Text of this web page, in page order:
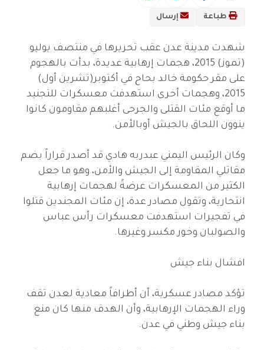
طباعة إرسال
شهدت مدينة عدن عقب تحريرها في منتصف يوليو
(تموز) 2015، هجمات إرهابية عديدة، بدأت بالهجوم
على مقر حكومة خالد بحاح في أكتوبر(تشرين أول)
2015، وهجمات أخرى استهدفت معسكرات للتجنيد
ما أوقع مئات القتلى والجرحى أغلبهم مقاومون كانوا
ينوون اللحاق بالجيش أوبالأمن.
وكان الرئيس اليمني عبدربه هادي قد أصدر قراراً بضم
مقاتلي المقاومة إلى الجيش والأمن، وهو ما جعل
الكثير من المعسكرات عرضةً لهجمات إرهابية
انتحارية، وتقول مصادر عدة، إن مئات المجندين قتلوا
في تفجيرات استهدفت معسكرات رأس عباس
والصولبان وخور مكسر وغيرها.
افشال بناء جيش
تؤكد مصادر عسكرية، أن أطرافاً معادية لعدن تقف
وراء الهجمات الإرهابية، وأن الهدف منها كان منع
بناء جيش وطني في عدن.